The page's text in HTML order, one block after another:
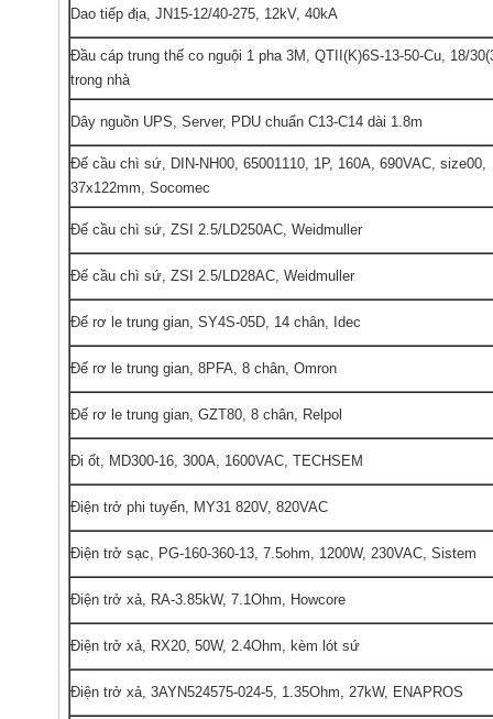
Dao tiếp địa, JN15-12/40-275, 12kV, 40kA
Đầu cáp trung thế co nguội 1 pha 3M, QTII(K)6S-13-50-Cu, 18/
trong nhà
Dây nguồn UPS, Server, PDU chuẩn C13-C14 dài 1.8m
Đế cầu chì sứ, DIN-NH00, 65001110, 1P, 160A, 690VAC, size00,
37x122mm, Socomec
Đế cầu chì sứ, ZSI 2.5/LD250AC, Weidmuller
Đế cầu chì sứ, ZSI 2.5/LD28AC, Weidmuller
Đế rơ le trung gian, SY4S-05D, 14 chân, Idec
Đế rơ le trung gian, 8PFA, 8 chân, Omron
Đế rơ le trung gian, GZT80, 8 chân, Relpol
Đi ốt, MD300-16, 300A, 1600VAC, TECHSEM
Điện trở phi tuyến, MY31 820V, 820VAC
Điện trở sạc, PG-160-360-13, 7.5ohm, 1200W, 230VAC, Sistem
Điện trở xả, RA-3.85kW, 7.1Ohm, Howcore
Điện trở xả, RX20, 50W, 2.4Ohm, kèm lót sứ
Điện trở xả, 3AYN524575-024-5, 1.35Ohm, 27kW, ENAPROS